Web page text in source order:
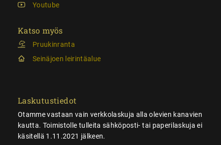
Youtube
Katso myös
Pruukinranta
Seinäjoen leirintäalue
Laskutustiedot
Otamme vastaan vain verkkolaskuja alla olevien kanavien
kautta. Toimistolle tulleita sähköposti- tai paperilaskuja ei
käsitellä 1.11.2021 jälkeen.